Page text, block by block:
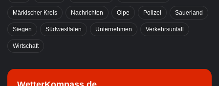
Märkischer Kreis Nachrichten Olpe Polizei Sauerland
Siegen Südwestfalen Unternehmen Verkehrsunfall
Wirtschaft